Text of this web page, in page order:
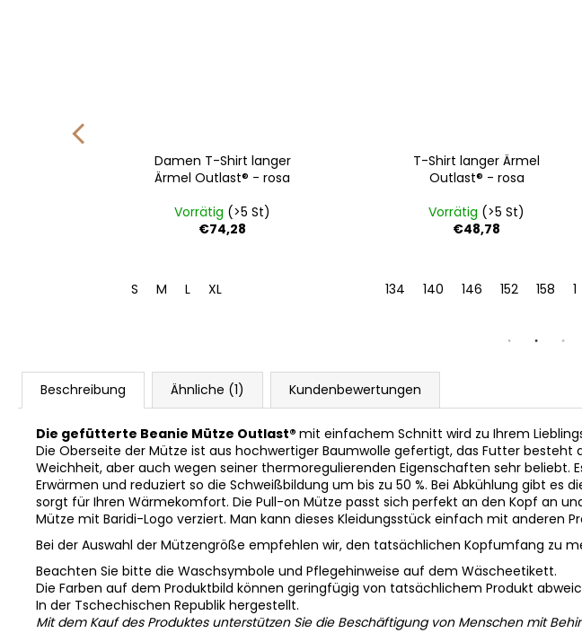
7 | 58-62 cm
Damen T-Shirt langer
Ärmel Outlast® - rosa
Vorrätig (>5 St)
€74,28
S M L XL
T-Shirt langer Ärmel
Outlast® - rosa
Vorrätig (>5 St)
€48,78
134 140 146 152 158
Beschreibung Ähnliche (1) Kundenbewertungen
Die gefütterte Beanie Mütze Outlast® mit einfachem Schnitt wird zu Ihrem
Die Oberseite der Mütze ist aus hochwertiger Baumwolle gefertigt, das Futter besteht
Weichheit, aber auch wegen seiner thermoregulierenden Eigenschaften sehr
Erwärmen und reduziert so die Schweißbildung um bis zu 50 %. Bei Abkühlung gibt
sorgt für Ihren Wärmekomfort. Die Pull-on Mütze passt sich perfekt an den Kopf an
Mütze mit Baridi-Logo verziert. Man kann dieses Kleidungsstück einfach mit anderen
Bei der Auswahl der Mützengröße empfehlen wir, den tatsächlichen Kopfumfang zu
Beachten Sie bitte die Waschsymbole und Pflegehinweise auf dem Wäscheetikett.
Die Farben auf dem Produktbild können geringfügig von tatsächlichem Produkt
In der Tschechischen Republik hergestellt.
Mit dem Kauf des Produktes unterstützen Sie die Beschäftigung von Menschen mit